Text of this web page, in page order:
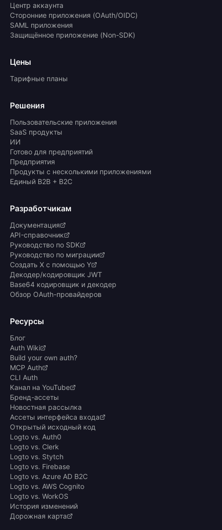
Центр аккаунта
Сторонние приложения (OAuth/OIDC)
SAML приложения
Защищённое приложение (Non-SDK)
Цены
Тарифные планы
Решения
Пользовательские приложения
SaaS продукты
ИИ
Готово для предприятий
Предприятия
Продукты с несколькими приложениями
Единый B2B + B2C
Разработчикам
Документация
API-справочник
Руководство по SDK
Руководство по миграции
Создать X с помощью Y
Декодер/кодировщик JWT
Base64 кодировщик и декодер
Обзор OAuth-провайдеров
Ресурсы
Блог
Auth Wiki
Build your own auth?
MCP Auth
CLI Auth
Канал на YouTube
Бренд-ассеты
Новостная рассылка
Ассеты интерфейса входа
Открытый исходный код
Logto vs. Auth0
Logto vs. Clerk
Logto vs. Stytch
Logto vs. Firebase
Logto vs. Azure AD B2C
Logto vs. AWS Cognito
Logto vs. WorkOS
История изменений
Дорожная карта